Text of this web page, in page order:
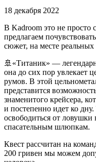
18 декабря 2022
В Kadroom это не просто
предлагаем
сюжет, на месте реальных
🚢«Титаник» —
она до сих пор увлекает
румов. В этой
представится
знаменитого крейсера,
и постепенно идет ко
освободиться от
спасательным шлюпкам.
Квест рассчитан на
200 гривен мы можем